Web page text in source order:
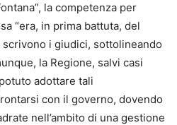
la competenza per
“era, in prima battuta, del
i giudici, sottolineando
la Regione, salvi casi
adottare tali
con il governo, dovendo
nell’ambito di una gestione